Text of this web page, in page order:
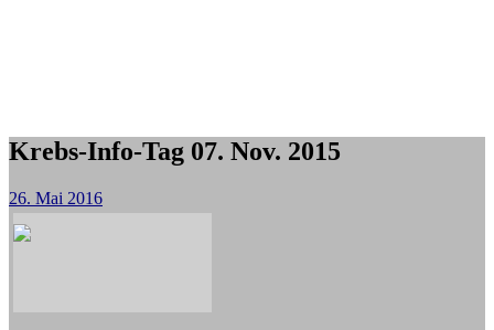
Krebs-Info-Tag 07. Nov. 2015
26. Mai 2016